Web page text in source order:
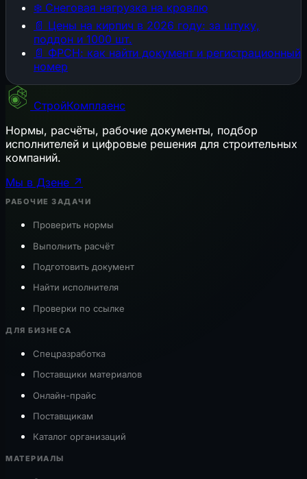
❄️ Снеговая нагрузка на кровлю
📄 Цены на кирпич в 2026 году: за штуку,
поддон и 1000 шт.
📄 ФРСН: как найти документ и регистрационный
номер
СтройКомплаенс
Нормы, расчёты, рабочие документы, подбор
исполнителей и цифровые решения для строительных
компаний.
Мы в Дзене ↗
РАБОЧИЕ ЗАДАЧИ
Проверить нормы
Выполнить расчёт
Подготовить документ
Найти исполнителя
Проверки по ссылке
ДЛЯ БИЗНЕСА
Спецразработка
Поставщики материалов
Онлайн-прайс
Поставщикам
Каталог организаций
МАТЕРИАЛЫ